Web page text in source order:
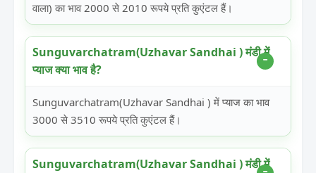
वाला) का भाव 2000 से 2010 रूपये प्रति कुएंटल हैं।
Sunguvarchatram(Uzhavar Sandhai ) मंडी में
प्याज क्या भाव है?
Sunguvarchatram(Uzhavar Sandhai ) में प्याज का भाव
3000 से 3510 रूपये प्रति कुएंटल हैं।
Sunguvarchatram(Uzhavar Sandhai ) मंडी में